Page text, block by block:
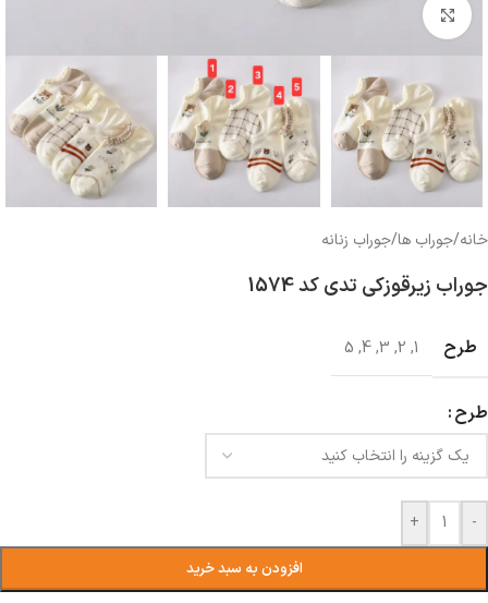
بزرگنمایی تصویر
خانه/جوراب ها/جوراب زنانه
جوراب زیرقوزکی تدی کد 1574
طرح 1
,
2
,
3
,
4
,
5
طرح
-
+
افزودن به سبد خرید